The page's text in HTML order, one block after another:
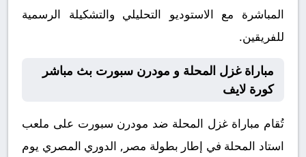
المباشرة مع الاستوديو التحليلي والتشكيلة الرسمية
للفريقين.
مباراة غزل المحلة و مودرن سبورت بث مباشر
كورة لايف
تُقام مباراة غزل المحلة ضد مودرن سبورت على ملعب
استاد المحلة في إطار بطولة مصر, الدوري المصري يوم